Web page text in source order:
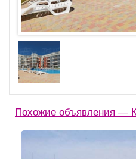
Похожие объявления —